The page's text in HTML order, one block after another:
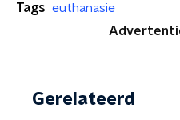
Tags euthanasie
Gerelateerd